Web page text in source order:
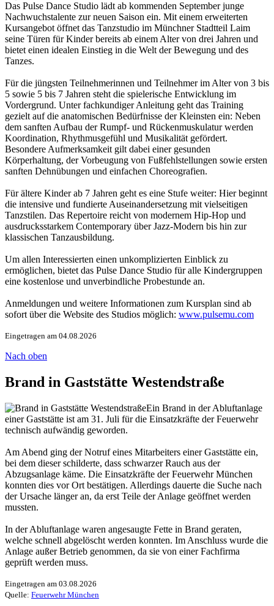
Das Pulse Dance Studio lädt ab kommenden September junge
Nachwuchstalente zur neuen Saison ein. Mit einem erweiterten
Kursangebot öffnet das Tanzstudio im Münchner Stadtteil Laim
seine Türen für Kinder bereits ab einem Alter von drei Jahren und
bietet einen idealen Einstieg in die Welt der Bewegung und des
Tanzes.
Für die jüngsten Teilnehmerinnen und Teilnehmer im Alter von 3 bis
5 sowie 5 bis 7 Jahren steht die spielerische Entwicklung im
Vordergrund. Unter fachkundiger Anleitung geht das Training
gezielt auf die anatomischen Bedürfnisse der Kleinsten ein: Neben
dem sanften Aufbau der Rumpf- und Rückenmuskulatur werden
Koordination, Rhythmusgefühl und Musikalität gefördert.
Besondere Aufmerksamkeit gilt dabei einer gesunden
Körperhaltung, der Vorbeugung von Fußfehlstellungen sowie ersten
sanften Dehnübungen und einfachen Choreografien.
Für ältere Kinder ab 7 Jahren geht es eine Stufe weiter: Hier beginnt
die intensive und fundierte Auseinandersetzung mit vielseitigen
Tanzstilen. Das Repertoire reicht von modernem Hip-Hop und
ausdrucksstarkem Contemporary über Jazz-Modern bis hin zur
klassischen Tanzausbildung.
Um allen Interessierten einen unkomplizierten Einblick zu
ermöglichen, bietet das Pulse Dance Studio für alle Kindergruppen
eine kostenlose und unverbindliche Probestunde an.
Anmeldungen und weitere Informationen zum Kursplan sind ab
sofort über die Website des Studios möglich: www.pulsemu.com
Eingetragen am 04.08.2026
Nach oben
Brand in Gaststätte Westendstraße
Ein Brand in der Abluftanlage
einer Gaststätte ist am 31. Juli für die Einsatzkräfte der Feuerwehr
technisch aufwändig geworden.
Am Abend ging der Notruf eines Mitarbeiters einer Gaststätte ein,
bei dem dieser schilderte, dass schwarzer Rauch aus der
Abzugsanlage käme. Die Einsatzkräfte der Feuerwehr München
konnten dies vor Ort bestätigen. Allerdings dauerte die Suche nach
der Ursache länger an, da erst Teile der Anlage geöffnet werden
mussten.
In der Abluftanlage waren angesaugte Fette in Brand geraten,
welche schnell abgelöscht werden konnten. Im Anschluss wurde die
Anlage außer Betrieb genommen, da sie von einer Fachfirma
geprüft werden muss.
Eingetragen am 03.08.2026
Quelle: Feuerwehr München